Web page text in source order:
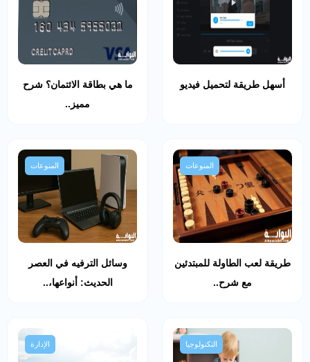
أسهل طريقة لتحميل فيديو
ما هي بطاقة الائتمان؟ شرح
مميز..
المنوعات
طريقة لعب الطاولة للمبتدئين
مع شرح..
المنوعات
وسائل الترفيه في العصر
الحديث: أنواعها،..
التكنولوجيا الإدارة